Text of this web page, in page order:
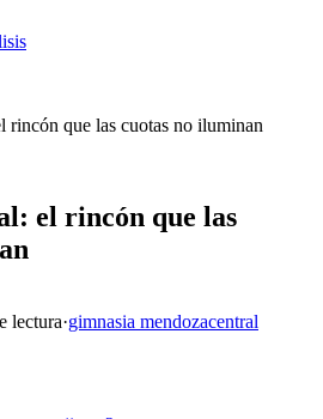
rincón que las cuotas no iluminan
el rincón que las
lectura·gimnasia mendozacentral